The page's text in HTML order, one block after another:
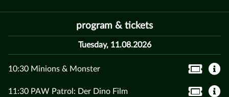
program & tickets
Tuesday, 11.08.2026
10:30 Minions & Monster
11:30 PAW Patrol: Der Dino Film